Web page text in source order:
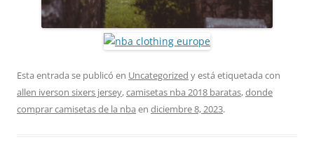
Esta entrada se publicó en Uncategorized y está etiquetada con
allen iverson sixers jersey,camisetas nba 2018 baratas,donde
comprar camisetas de la nba en diciembre 8, 2023.